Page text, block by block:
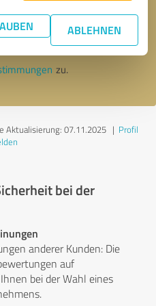
ABLEHNEN
senden
zu.
Aktualisierung: 07.11.2025| Profil
bei der
anderer Kunden: Die
auf
bei der Wahl eines